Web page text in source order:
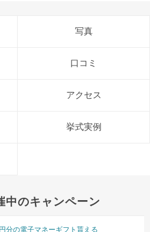
写真
口コミ
アクセス
挙式実例
中のキャンペーン
分の電子マネーギフト貰える